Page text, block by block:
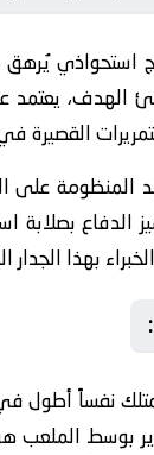
استحواذي
الهدف، يعتمد
الدفاع
بهذا الجدار
نفساً أطول
بوسط الملعب